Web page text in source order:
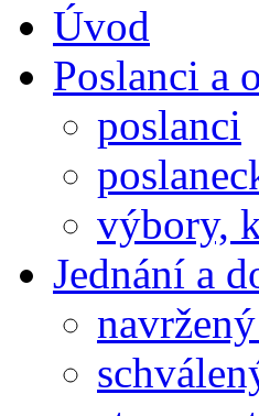
Úvod
Poslanci a
poslanci
výbory,
Jednání a